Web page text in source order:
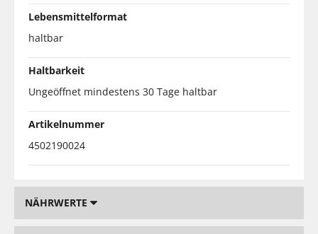
Lebensmittelformat
haltbar
Haltbarkeit
Ungeöffnet mindestens 30 Tage haltbar
Artikelnummer
4502190024
NÄHRWERTE